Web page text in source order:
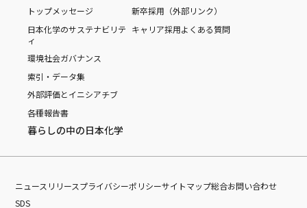
トップメッセージ
日本化学のサステナビリテ
ィ
環境社会ガバナンス
索引・データ集
外部評価とイニシアチブ
各種報告書
新卒採用（外部リンク）
キャリア採用よくある質問
暮らしの中の日本化学
ニュースリリースプライバシーポリシーサイトマップ総合お問い合わせ
SDS